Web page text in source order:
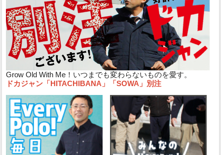
Grow Old With Me！いつまでも変わらないものを愛す。
ドカジャン「HITACHIBANA」「SOWA」別注